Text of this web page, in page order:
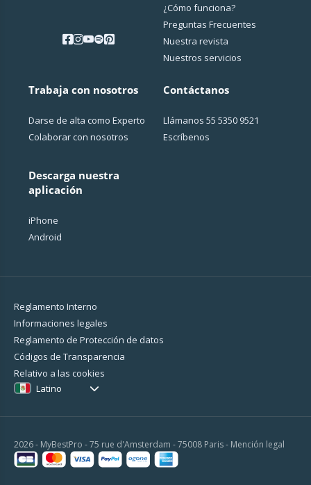
¿Cо́mo funciona?
Preguntas Frecuentes
Nuestra revista
Nuestros servicios
Trabaja con nosotros
Darse de alta como Experto
Colaborar con nosotros
Descarga nuestra
aplicación
iPhone
Android
Contáctanos
Llámanos 55 5350 9521
Escríbenos
Reglamento Interno
Informaciones legales
Reglamento de Protección de datos
Códigos de Transparencia
Relativo a las cookies
Latino
2026 - MyBestPro - 75 rue d'Amsterdam - 75008 Paris - Mención legal